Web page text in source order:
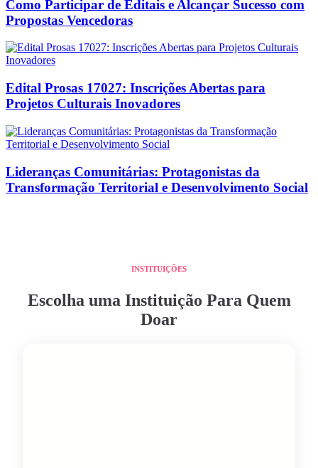
Como Participar de Editais e Alcançar Sucesso com
Propostas Vencedoras
Edital Prosas 17027: Inscrições Abertas para
Projetos Culturais Inovadores
Lideranças Comunitárias: Protagonistas da
Transformação Territorial e Desenvolvimento Social
INSTITUIÇÕES
Escolha uma Instituição Para Quem
Doar